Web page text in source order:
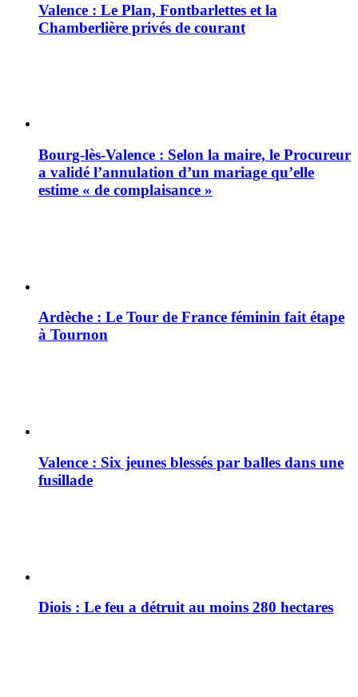
Valence : Le Plan, Fontbarlettes et la
Chamberlière privés de courant
Bourg-lès-Valence : Selon la maire, le Procureur
a validé l’annulation d’un mariage qu’elle
estime « de complaisance »
Ardèche : Le Tour de France féminin fait étape
à Tournon
Valence : Six jeunes blessés par balles dans une
fusillade
Diois : Le feu a détruit au moins 280 hectares